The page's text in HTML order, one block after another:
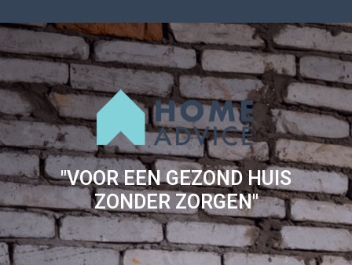
"VOOR EEN GEZOND HUIS
ZONDER ZORGEN"